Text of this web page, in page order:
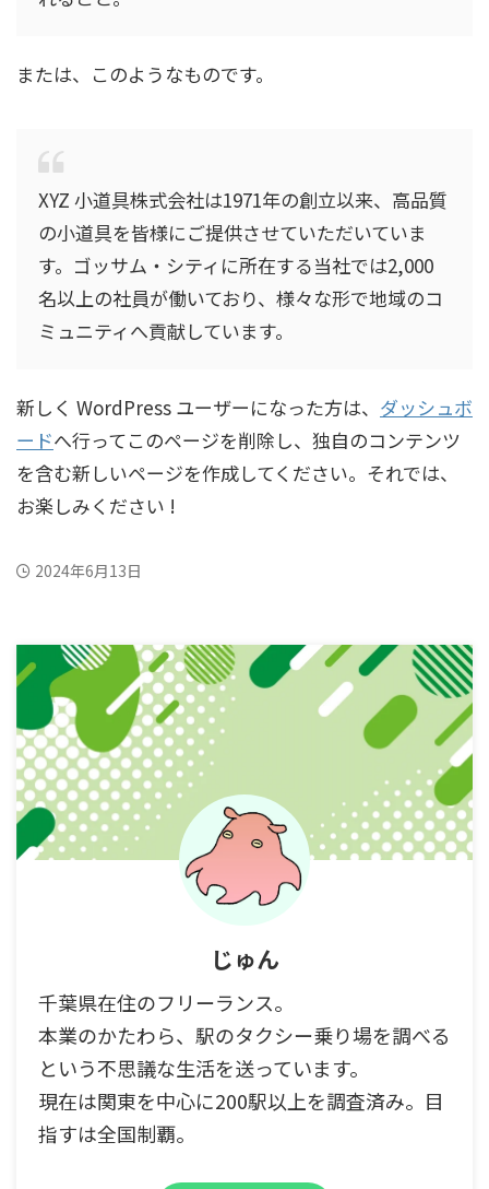
または、このようなものです。
XYZ 小道具株式会社は1971年の創立以来、高品質
の小道具を皆様にご提供させていただいていま
す。ゴッサム・シティに所在する当社では2,000
名以上の社員が働いており、様々な形で地域のコ
ミュニティへ貢献しています。
新しく WordPress ユーザーになった方は、 ダッシュボ
ードへ行ってこのページを削除し、独自のコンテンツ
を含む新しいページを作成してください。それでは、
お楽しみください !
2024年6月13日
じゅん
千葉県在住のフリーランス。
本業のかたわら、駅のタクシー乗り場を調べる
という不思議な生活を送っています。
現在は関東を中心に200駅以上を調査済み。目
指すは全国制覇。